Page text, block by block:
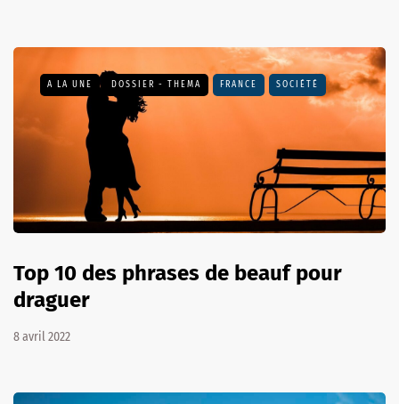
A LA UNE DOSSIER - THEMA FRANCE SOCIÉTÉ
Top 10 des phrases de beauf pour
draguer
8 avril 2022